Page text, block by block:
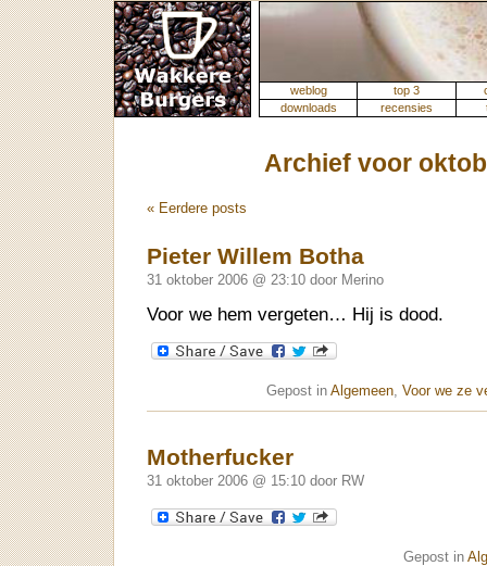
weblog top 3
downloads
recensies
Archief voor
« Eerdere posts
Pieter Willem Botha
31 oktober 2006 @ 23:10 door Merino
Voor we hem vergeten… Hij is dood.
Gepost in Algemeen, Voor we ze
Motherfucker
31 oktober 2006 @ 15:10 door RW
Gepost in